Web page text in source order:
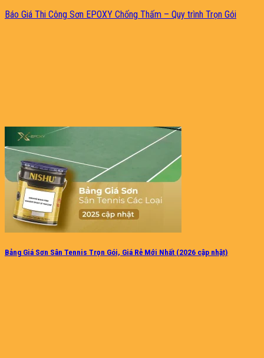
Báo Giá Thi Công Sơn EPOXY Chống Thấm – Quy trình Trọn Gói
Bảng Giá Sơn Sân Tennis Trọn Gói, Giá Rẻ Mới Nhất (2026 cập nhật)